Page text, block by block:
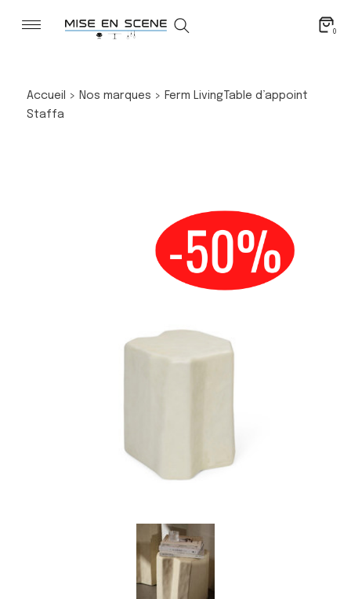
0
Accueil > Nos marques > Ferm Living Table d’appoint
Staffa